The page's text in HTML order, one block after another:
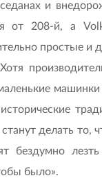
и
от 208-й, а
простые и
машинки
делать то,
бездумно
было».